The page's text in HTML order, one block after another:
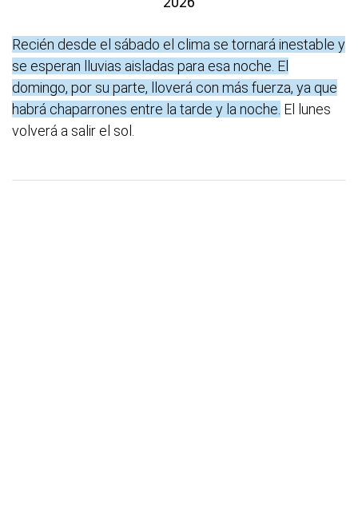
Recién desde el sábado el clima se tornará inestable y
se esperan lluvias aisladas para esa noche. El
domingo, por su parte, lloverá con más fuerza, ya que
habrá chaparrones entre la tarde y la noche. El lunes
volverá a salir el sol.